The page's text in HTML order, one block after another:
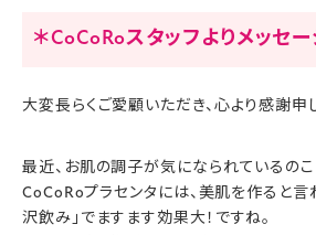
＊CoCoRoスタッフよりメッセー
大変長らくご愛顧いただき、心より感謝申
最近、お肌の調子が気になられているのこ
CoCoRoプラセンタには、美肌を作ると言
沢飲み」でますます効果大！ですね。